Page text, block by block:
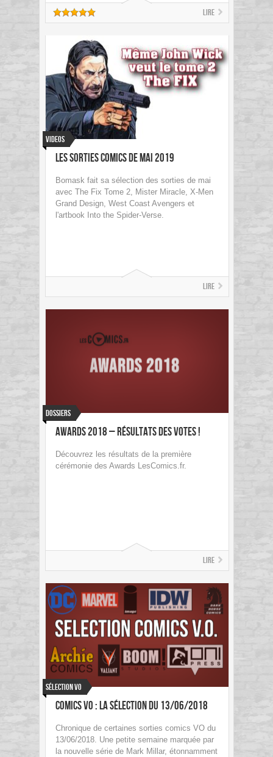
Lire
Videos
Les sorties comics de Mai 2019
Bomask fait sa sélection des sorties de mai
avec The Fix Tome 2, Mister Miracle, X-Men
Grand Design, West Coast Avengers et
l'artbook Into the Spider-Verse.
Lire
Dossiers
Awards 2018 – Résultats des votes !
Découvrez les résultats de la première
cérémonie des Awards LesComics.fr.
Lire
Sélection VO
Comics VO : La sélection du 13/06/2018
Chronique de certaines sorties comics VO du
13/06/2018. Une petite semaine marquée par
la nouvelle série de Mark Millar, étonnamment